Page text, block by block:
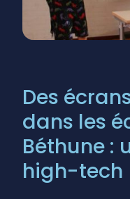
Des
dans les
Béthune :
high-tech